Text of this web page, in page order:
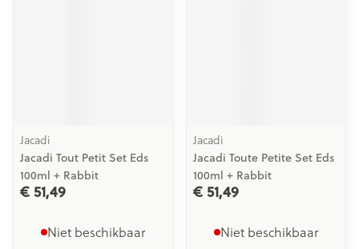
Jacadi
Jacadi Tout Petit Set Eds
100ml + Rabbit
€ 51,49
Niet beschikbaar
Jacadi
Jacadi Toute Petite Set Eds
100ml + Rabbit
€ 51,49
Niet beschikbaar